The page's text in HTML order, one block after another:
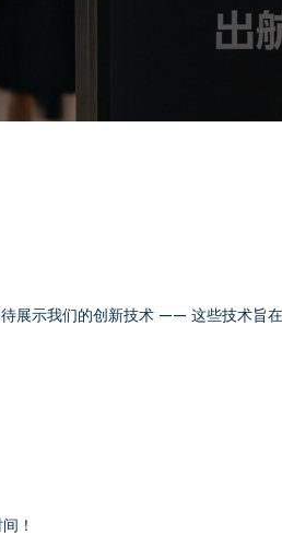
展示我们的创新技术 —— 这些技术旨
！